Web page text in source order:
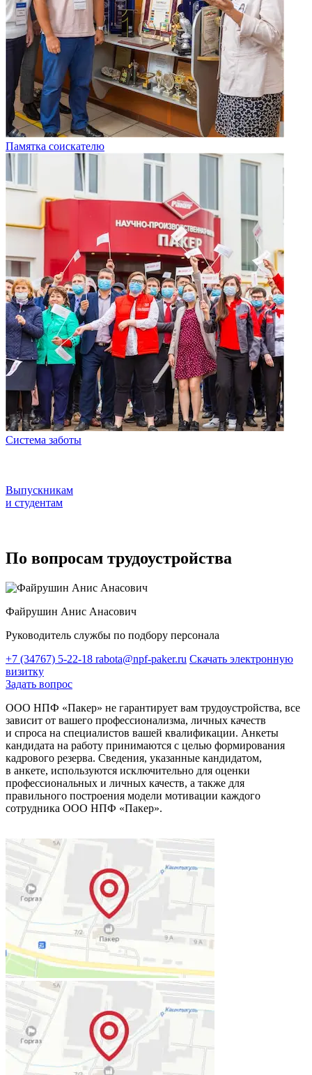
Памятка соискателю
Система заботы
Выпускникам
и студентам
По вопросам трудоустройства
Файрушин Анис Анасович
Руководитель службы по подбору персонала
+7 (34767) 5-22-18 rabota@npf-paker.ru Скачать электронную
визитку
Задать вопрос
ООО НПФ «Пакер» не гарантирует вам трудоустройства, все
зависит от вашего профессионализма, личных качеств
и спроса на специалистов вашей квалификации. Анкеты
кандидата на работу принимаются с целью формирования
кадрового резерва. Сведения, указанные кандидатом,
в анкете, используются исключительно для оценки
профессиональных и личных качеств, а также для
правильного построения модели мотивации каждого
сотрудника ООО НПФ «Пакер».